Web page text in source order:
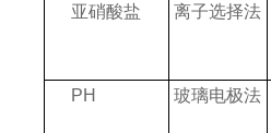
亚硝酸盐 离子选择法
PH 玻璃电极法